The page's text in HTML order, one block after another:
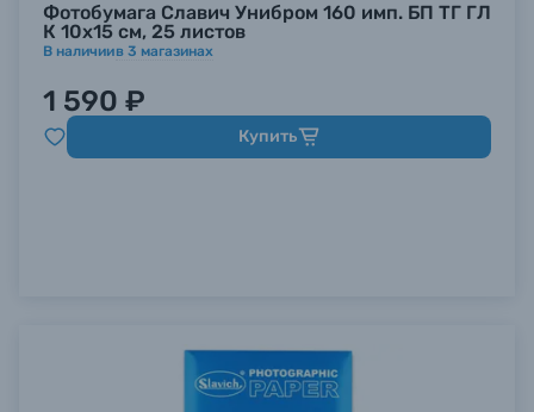
Фотобумага Славич Унибром 160 имп. БП ТГ ГЛ
К 10х15 см, 25 листов
В наличиив 3 магазинах
1 590 ₽
Купить